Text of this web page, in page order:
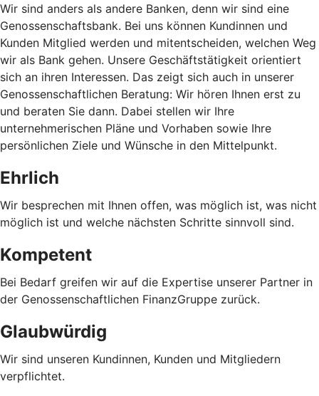
Wir sind anders als andere Banken, denn wir sind eine
Genossenschaftsbank. Bei uns können Kundinnen und
Kunden Mitglied werden und mitentscheiden, welchen Weg
wir als Bank gehen. Unsere Geschäftstätigkeit orientiert
sich an ihren Interessen. Das zeigt sich auch in unserer
Genossenschaftlichen Beratung: Wir hören Ihnen erst zu
und beraten Sie dann. Dabei stellen wir Ihre
unternehmerischen Pläne und Vorhaben sowie Ihre
persönlichen Ziele und Wünsche in den Mittelpunkt.
Ehrlich
Wir besprechen mit Ihnen offen, was möglich ist, was nicht
möglich ist und welche nächsten Schritte sinnvoll sind.
Kompetent
Bei Bedarf greifen wir auf die Expertise unserer Partner in
der Genossenschaftlichen FinanzGruppe zurück.
Glaubwürdig
Wir sind unseren Kundinnen, Kunden und Mitgliedern
verpflichtet.